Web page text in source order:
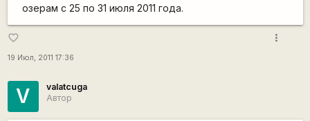
озерам с 25 по 31 июля 2011 года.
favorite_border
19 Июл, 2011 17:36
more_vert
V
valatcuga
Автор